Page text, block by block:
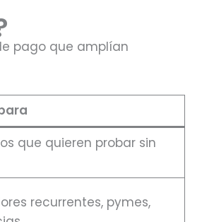
pago que amplían
que quieren probar sin
recurrentes, pymes,